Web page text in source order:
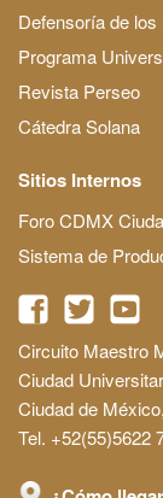
Defensoría de
Programa
Revista Perseo
Cátedra Solana
Sitios Internos
Foro CDMX
Sistema de
Circuito Maestro
Ciudad
Ciudad de
Tel. +52(55)5622